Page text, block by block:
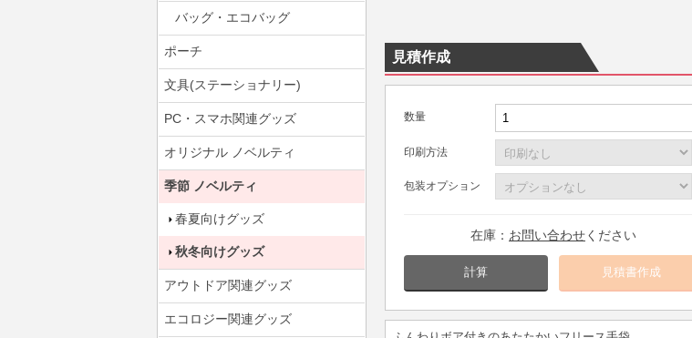
バッグ・エコバッグ
ポーチ
文具(ステーショナリー)
PC・スマホ関連グッズ
オリジナル ノベルティ
季節 ノベルティ
春夏向けグッズ
秋冬向けグッズ
アウトドア関連グッズ
エコロジー関連グッズ
見積作成
数量
印刷方法
包装オプション
在庫： お問い合わせください
計算